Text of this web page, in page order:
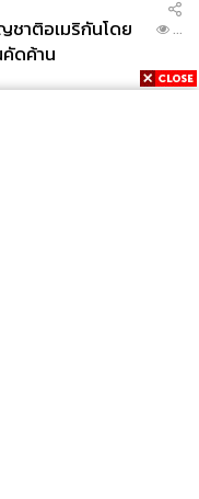
ชาติอเมริกันโดย
ดค้าน
...